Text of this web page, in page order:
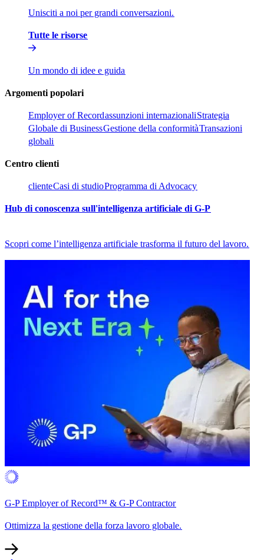
Unisciti a noi per grandi conversazioni.​​
Tutte le risorse​​
Un mondo di idee e guida​​
Argomenti popolari​​
Employer of Record​​assunzioni internazionali​​Strategia
Globale di Business​​Gestione della conformità​​Transazioni
globali​​
Centro clienti​​
cliente​​Casi di studio​​Programma di Advocacy​​
Hub di conoscenza sull'intelligenza artificiale di G-P​​
Scopri come l’intelligenza artificiale trasforma il futuro del lavoro.​​
G-P Employer of Record™ & G-P Contractor​​
Ottimizza la gestione della forza lavoro globale.​​